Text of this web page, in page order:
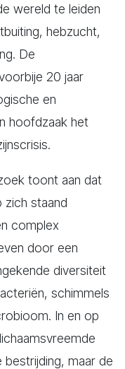
wereld te leiden
hebzucht,
De
20 jaar
en
hoofdzaak het
toont aan dat
zich staand
complex
door een
diversiteit
schimmels
In en op
bestrijding, maar de